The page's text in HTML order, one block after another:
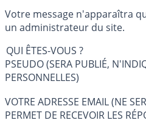
Votre message n'apparaîtra
un administrateur du site.
QUI ÊTES-VOUS ?
PSEUDO (SERA PUBLIÉ,
PERSONNELLES)
VOTRE ADRESSE EMAIL (NE
PERMET DE RECEVOIR LES